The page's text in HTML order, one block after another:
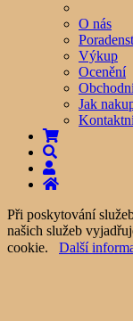
O nás
Výkup
Ocenění
Jak
Při poskytování
našich služeb
cookie. Další